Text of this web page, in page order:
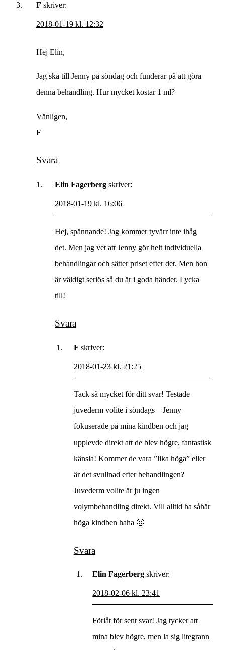
F skriver:
2018-01-19 kl. 12:32
Hej Elin,
Jag ska till Jenny på söndag och funderar på att göra
denna behandling. Hur mycket kostar 1 ml?
Vänligen,
F
Svara
Elin Fagerberg skriver:
2018-01-19 kl. 16:06
Hej, spännande! Jag kommer tyvärr inte ihåg
det. Men jag vet att Jenny gör helt individuella
behandlingar och sätter priset efter det. Men hon
är väldigt seriös så du är i goda händer. Lycka
till!
Svara
F skriver:
2018-01-23 kl. 21:25
Tack så mycket för ditt svar! Testade
juvederm volite i söndags – Jenny
fokuserade på mina kindben och jag
upplevde direkt att de blev högre, fantastisk
känsla! Kommer de vara ”lika höga” eller
är det svullnad efter behandlingen?
Juvederm volite är ju ingen
volymbehandling direkt. Vill alltid ha såhär
höga kindben haha 🙂
Svara
Elin Fagerberg skriver:
2018-02-06 kl. 23:41
Förlåt för sent svar! Jag tycker att
mina blev högre, men la sig litegrann